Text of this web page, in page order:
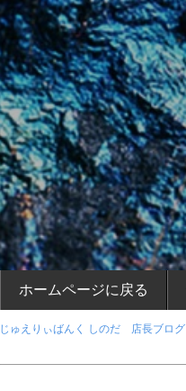
ホームページに戻る
じゅえりぃばんく しのだ 店長ブログ